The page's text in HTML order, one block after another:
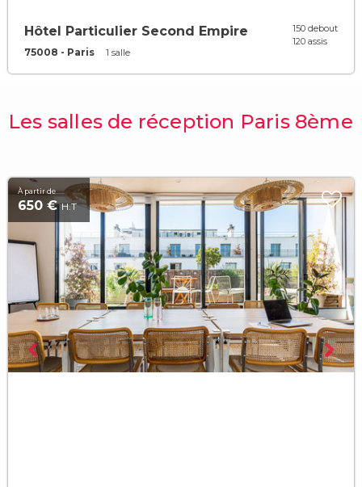
Hôtel Particulier Second Empire
75008 - Paris 1 salle
150 debout
120 assis
Les salles de réception Paris 8ème
À partir de
650 €H.T